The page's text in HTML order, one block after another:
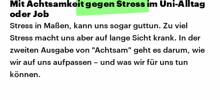
Mit Achtsamkeit gegen Stress im Uni-Alltag
oder Job
Stress in Maßen, kann uns sogar guttun. Zu viel
Stress macht uns aber auf lange Sicht krank. In der
zweiten Ausgabe von "Achtsam" geht es darum, wie
wir auf uns aufpassen – und was wir für uns tun
können.